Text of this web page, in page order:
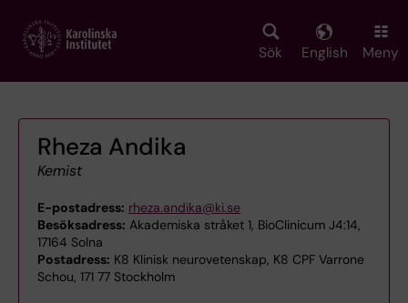
main
Sök English Meny
Rheza Andika
Kemist
E-postadress: rheza.andika@ki.se
Besöksadress: Akademiska stråket 1, BioClinicum J4:14,
17164 Solna
Postadress: K8 Klinisk neurovetenskap, K8 CPF Varrone
Schou, 171 77 Stockholm